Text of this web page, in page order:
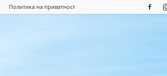
Политика на приватност